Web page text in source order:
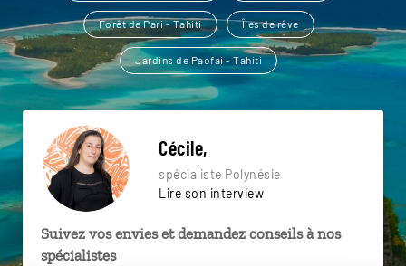
Forêt de Pari - Tahiti Îles de rêve
Jardins de Paofai - Tahiti
Cécile,
spécialiste Polynésie
Lire son interview
Suivez vos envies et demandez conseils à nos
spécialistes